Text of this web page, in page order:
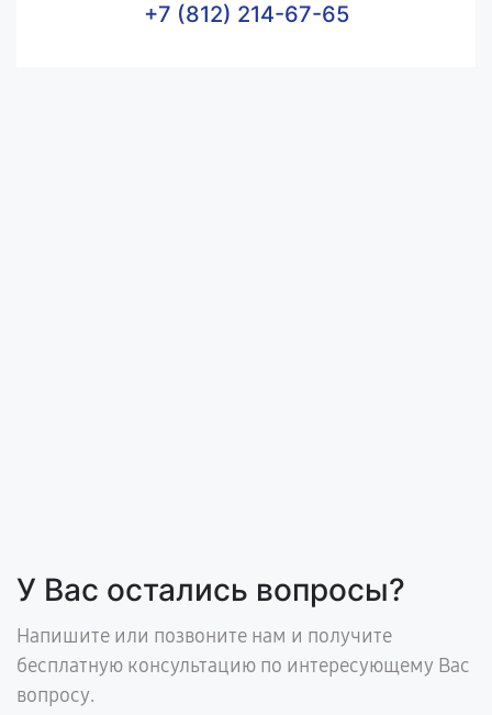
+7 (812) 214-67-65
У Вас остались вопросы?
Напишите или позвоните нам и получите
бесплатную консультацию по интересующему Вас
вопросу.